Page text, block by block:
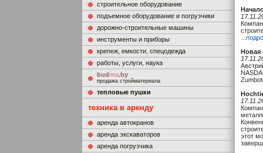
строительное оборудование
подъемное оборудование и погрузчики
дорожно-строительные машины
инструменты и приборы
крепеж, емкости, спецодежда
работы, услуги, наука
budma.by
продажа стройматериала
тепловые пушки
техника в аренду
аренда автокранов
аренда экскаваторов
аренда погрузчика
Новая
этот